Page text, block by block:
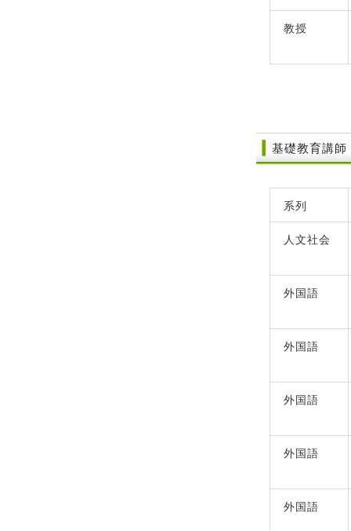
教授
基礎教育講師
系列
人文社会
外国語
外国語
外国語
外国語
外国語